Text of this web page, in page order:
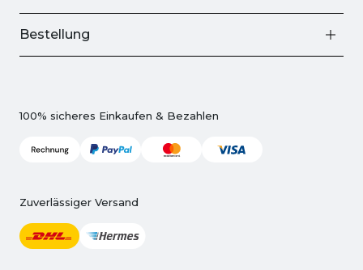
Bestellung
100% sicheres Einkaufen & Bezahlen
Zuverlässiger Versand